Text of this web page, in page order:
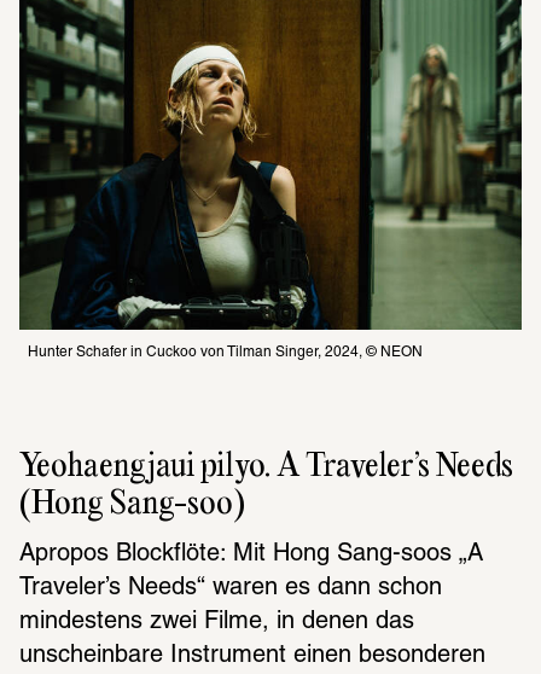
Hunter Schafer in Cuckoo von Tilman Singer, 2024, © NEON
Yeohaengjaui pilyo. A Traveler’s Needs
(Hong Sang-soo)
Apropos Blockflöte: Mit Hong Sang-soos „A
Traveler’s Needs“ waren es dann schon
mindestens zwei Filme, in denen das
unscheinbare Instrument einen besonderen